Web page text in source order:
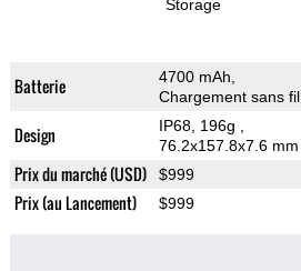
Storage
Batterie
4700 mAh,
Chargement sans fil
Design IP68, 196g
76.2x157.8x7.6 mm
Prix du marché (USD) $999
Prix (au Lancement) $999